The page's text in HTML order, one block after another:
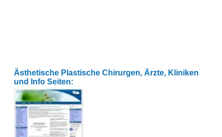
Ästhetische Plastische Chirurgen, Ärzte, Kliniken
und Info Seiten: